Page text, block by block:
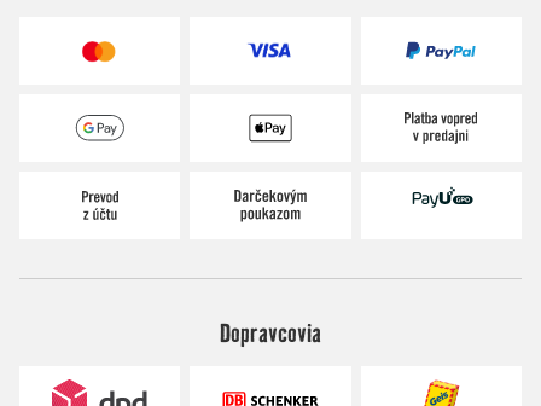
Dopravcovia